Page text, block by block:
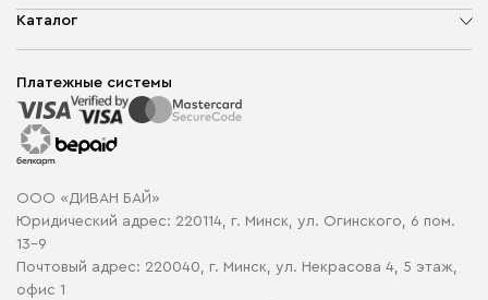
О компании
Способы оплаты
Рассрочка и кредит
Гарантия
Карта сайта
Политика конфиденциальности
Политика в отношении обработки cookie
Каталог
Корпусная мебель
Распродажа мебели
Платежные системы
ООО «ДИВАН БАЙ»
Юридический адрес: 220114, г. Минск, ул. Огинского, 6 пом.
13-9
Почтовый адрес: 220040, г. Минск, ул. Некрасова 4, 5 этаж,
офис 1